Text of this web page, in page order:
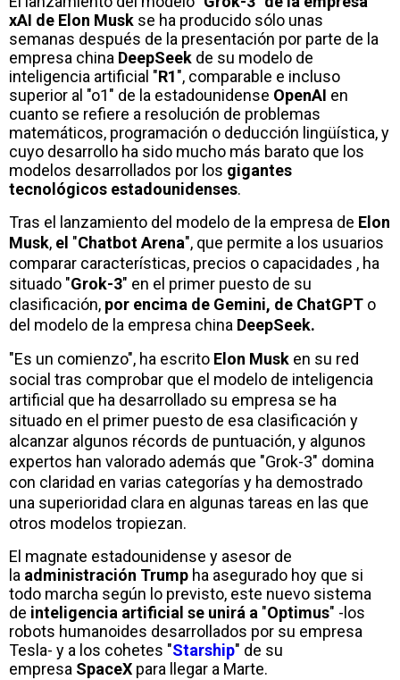
xAI de Elon Musk se ha producido sólo unas
semanas después de la presentación por parte de la
empresa china DeepSeek de su modelo de
inteligencia artificial "R1", comparable e incluso
superior al "o1" de la estadounidense OpenAI en
cuanto se refiere a resolución de problemas
matemáticos, programación o deducción lingüística, y
cuyo desarrollo ha sido mucho más barato que los
modelos desarrollados por los gigantes
tecnológicos estadounidenses.
Tras el lanzamiento del modelo de la empresa de Elon
Musk, el "Chatbot Arena", que permite a los usuarios
comparar características, precios o capacidades , ha
situado "Grok-3" en el primer puesto de su
clasificación, por encima de Gemini, de ChatGPT o
del modelo de la empresa china DeepSeek.
"Es un comienzo", ha escrito Elon Musk en su red
social tras comprobar que el modelo de inteligencia
artificial que ha desarrollado su empresa se ha
situado en el primer puesto de esa clasificación y
alcanzar algunos récords de puntuación, y algunos
expertos han valorado además que "Grok-3" domina
con claridad en varias categorías y ha demostrado
una superioridad clara en algunas tareas en las que
otros modelos tropiezan.
El magnate estadounidense y asesor de
la administración Trump ha asegurado hoy que si
todo marcha según lo previsto, este nuevo sistema
de inteligencia artificial se unirá a "Optimus" -los
robots humanoides desarrollados por su empresa
Tesla- y a los cohetes "Starship" de su
empresa SpaceX para llegar a Marte.